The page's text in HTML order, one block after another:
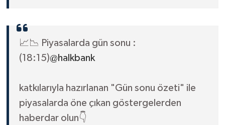
📈📉 Piyasalarda gün sonu :
(18:15)@halkbank
katkılarıyla hazırlanan "Gün sonu özeti" ile
piyasalarda öne çıkan göstergelerden
haberdar olun👇